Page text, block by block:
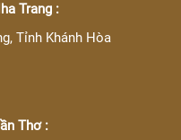
Trang :
Tỉnh Khánh Hòa
Thơ :